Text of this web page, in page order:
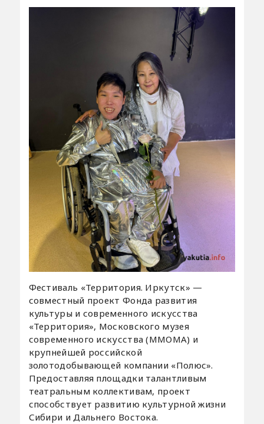
Фестиваль «Территория. Иркутск» —
совместный проект Фонда развития
культуры и современного искусства
«Территория», Московского музея
современного искусства (ММОМА) и
крупнейшей российской
золотодобывающей компании «Полюс».
Предоставляя площадки талантливым
театральным коллективам, проект
способствует развитию культурной жизни
Сибири и Дальнего Востока.